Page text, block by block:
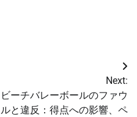
Next:
ビーチバレーボールのファウ
ルと違反：得点への影響、ペ